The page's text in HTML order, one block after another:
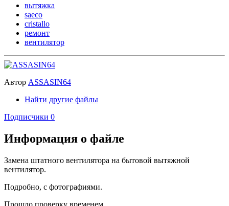
вытяжка
saeco
cristallo
ремонт
вентилятор
Автор ASSASIN64
Найти другие файлы
Подписчики 0
Информация о файле
Замена штатного вентилятора на бытовой вытяжной
вентилятор.
Подробно, с фотографиями.
Прошло проверку временем.